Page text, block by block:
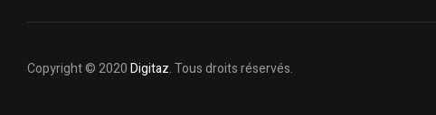
Copyright © 2020Digitaz. Tous droits réservés.